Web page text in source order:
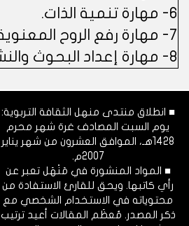
6- مهارة تنمية الذات.
7- مهارة رفع الروح المعنوية للعاملين.
8- مهارة إعداد البحوث والنشرات.
■ انطلاق منتدى منهل الثقافة التربوية:
يوم السبت المصادف غرة شهر محرم
1428هـ، الموافق العشرون من شهر يناير
2007م.
■ المواد المنشورة في مَنْهَل تعبر عن
رأي كاتبها. ويحق للقارئ الاستفادة من
محتوياته في الاستخدام الشخصي مع
ذكر المصدر. مُعظَم المقالات أعيد ترتيب